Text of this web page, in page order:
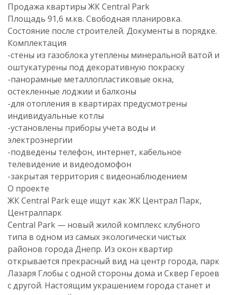
Продажа квартиры ЖК Central Park
Площадь 91,6 м.кв. Свободная планировка.
Состояние после строителей. Документы в порядке.
Комплектация
-стены из газоблока утеплены минеральной ватой и
оштукатурены под декоративную покраску
-панорамные металлопластиковые окна,
остекленные лоджии и балконы
-для отопления в квартирах предусмотрены
индивидуальные котлы
-установлены приборы учета воды и
электроэнергии
-подведены телефон, интернет, кабельное
телевидение и видеодомофон
-закрытая территория с видеонаблюдением
О проекте
ЖК Central Park еще ищут как ЖК Централ Парк,
Централпарк
Central Park — новый жилой комплекс клубного
типа в одном из самых экологически чистых
районов города Днепр. Из окон квартир
открывается прекрасный вид на центр города, парк
Лазаря Глобы с одной стороны дома и Сквер Героев
с другой. Настоящим украшением города станет и